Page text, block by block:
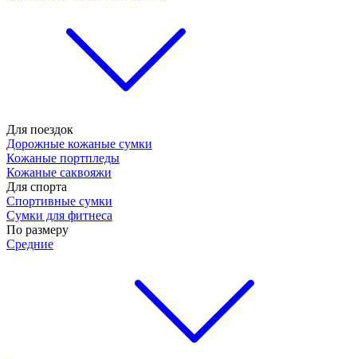
Для поездок
Дорожные кожаные сумки
Кожаные портпледы
Кожаные саквояжи
Для спорта
Спортивные сумки
Сумки для фитнеса
По размеру
Средние